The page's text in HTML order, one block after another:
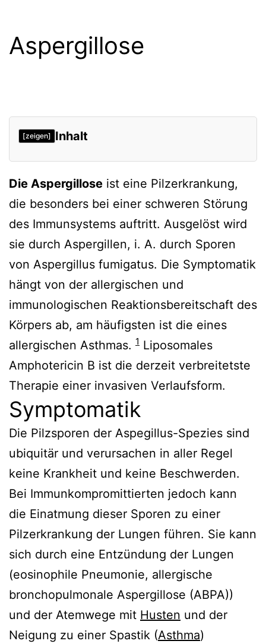
Aspergillose
[zeigen] Inhalt
Symptomatik
Diagnostik
Verlaufsformen
Therapie
Die Aspergillose ist eine Pilzerkrankung,
die besonders bei einer schweren Störung
des Immunsystems auftritt. Ausgelöst wird
sie durch Aspergillen, i. A. durch Sporen
von Aspergillus fumigatus. Die Symptomatik
hängt von der allergischen und
immunologischen Reaktionsbereitschaft des
Körpers ab, am häufigsten ist die eines
allergischen Asthmas. 1 Liposomales
Amphotericin B ist die derzeit verbreitetste
Therapie einer invasiven Verlaufsform.
Symptomatik
Die Pilzsporen der Aspegillus-Spezies sind
ubiquitär und verursachen in aller Regel
keine Krankheit und keine Beschwerden.
Bei Immunkompromittierten jedoch kann
die Einatmung dieser Sporen zu einer
Pilzerkrankung der Lungen führen. Sie kann
sich durch eine Entzündung der Lungen
(eosinophile Pneumonie, allergische
bronchopulmonale Aspergillose (ABPA))
und der Atemwege mit Husten und der
Neigung zu einer Spastik (Asthma)